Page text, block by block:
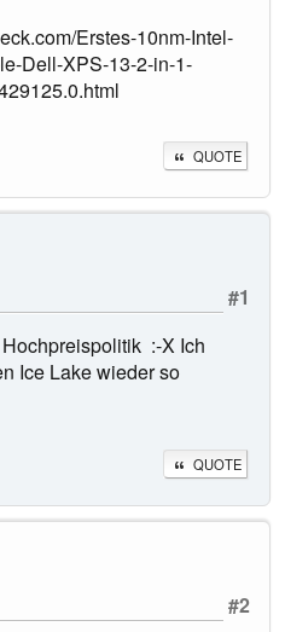
Erstes-10nm-Intel-
Dell-XPS-13-2-in-1-
QUOTE
#1
:-X Ich
Ice Lake wieder so
QUOTE
#2